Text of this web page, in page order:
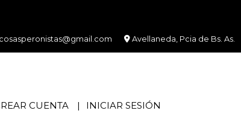
Avellaneda, Pcia de Bs. As.
CUENTA INICIAR SESIÓN